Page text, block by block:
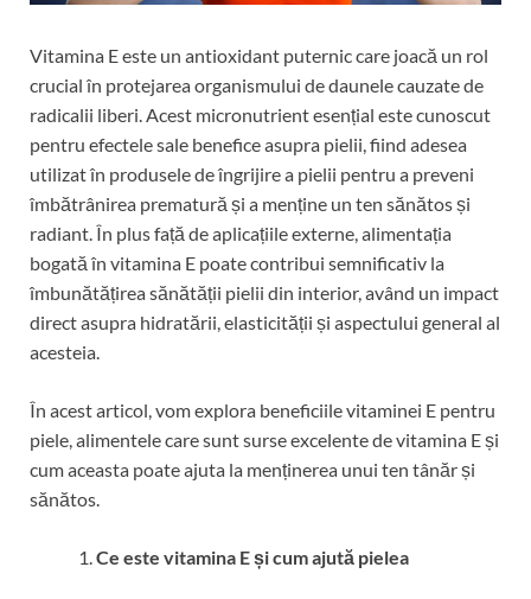
Vitamina E este un antioxidant puternic care joacă un rol
crucial în protejarea organismului de daunele cauzate de
radicalii liberi. Acest micronutrient esențial este cunoscut
pentru efectele sale benefice asupra pielii, fiind adesea
utilizat în produsele de îngrijire a pielii pentru a preveni
îmbătrânirea prematură și a menține un ten sănătos și
radiant. În plus față de aplicațiile externe, alimentația
bogată în vitamina E poate contribui semnificativ la
îmbunătățirea sănătății pielii din interior, având un impact
direct asupra hidratării, elasticității și aspectului general al
acesteia.
În acest articol, vom explora beneficiile vitaminei E pentru
piele, alimentele care sunt surse excelente de vitamina E și
cum aceasta poate ajuta la menținerea unui ten tânăr și
sănătos.
Ce este vitamina E și cum ajută pielea